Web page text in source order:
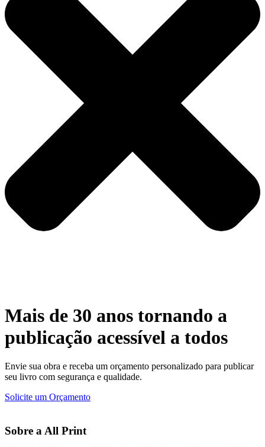
Mais de 30 anos tornando a
publicação acessível a todos
Envie sua obra e receba um orçamento personalizado para publicar
seu livro com segurança e qualidade.
Solicite um Orçamento
Sobre a All Print